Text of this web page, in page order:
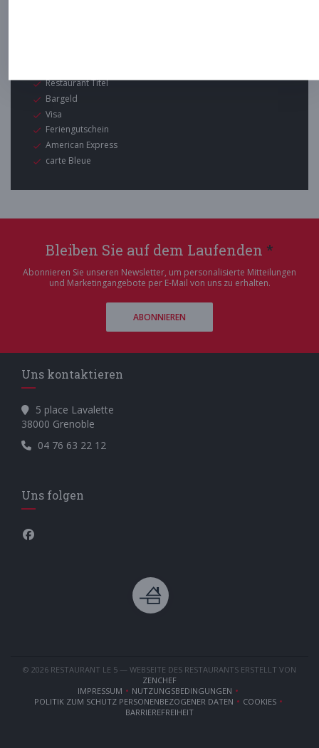
Restaurant Titel
Bargeld
Visa
Feriengutschein
American Express
carte Bleue
Bleiben Sie auf dem Laufenden *
Abonnieren Sie unseren Newsletter, um personalisierte Mitteilungen
und Marketingangebote per E-Mail von uns zu erhalten.
ABONNIEREN
Uns kontaktieren
5 place Lavalette
38000 Grenoble
04 76 63 22 12
Uns folgen
Facebook ((öffnet ein neues Fenster))
© 2026 RESTAURANT LE 5 — WEBSEITE DES RESTAURANTS ERSTELLT VON
ZENCHEF((ÖFFNET EIN NEUES FENSTER))
IMPRESSUM((ÖFFNET EIN NEUES FENSTER))
NUTZUNGSBEDINGUNGEN((ÖFFNET EIN NEUES FENSTER))
POLITIK ZUM SCHUTZ PERSONENBEZOGENER DATEN
((ÖFFNET EIN NEUES FENSTER))COOKIES((ÖFFNET EIN
BARRIEREFREIHEIT((ÖFFNET EIN NEUES FENSTER))